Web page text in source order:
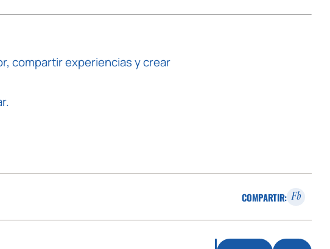
compartir experiencias y crear
COMPARTIR: Fb